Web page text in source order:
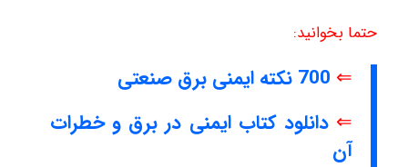
حتما بخوانید:
⇐ 700 نکته ایمنی برق صنعتی
⇐ دانلود کتاب ایمنی در برق و خطرات
آن